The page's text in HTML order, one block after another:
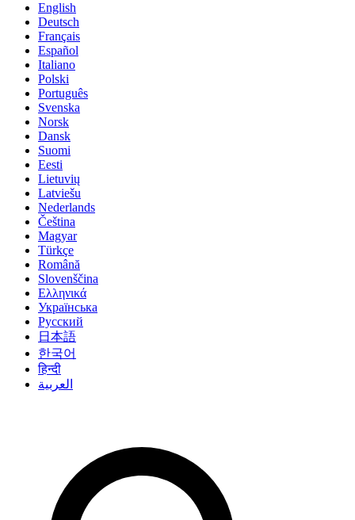
English
Deutsch
Français
Español
Italiano
Polski
Português
Svenska
Norsk
Dansk
Suomi
Eesti
Lietuvių
Latviešu
Nederlands
Čeština
Magyar
Türkçe
Română
Slovenščina
Ελληνικά
Українська
Русский
日本語
한국어
हिन्दी
العربية